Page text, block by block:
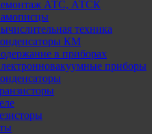
АТС, АТСК
техника
КМ
в приборах
приборы